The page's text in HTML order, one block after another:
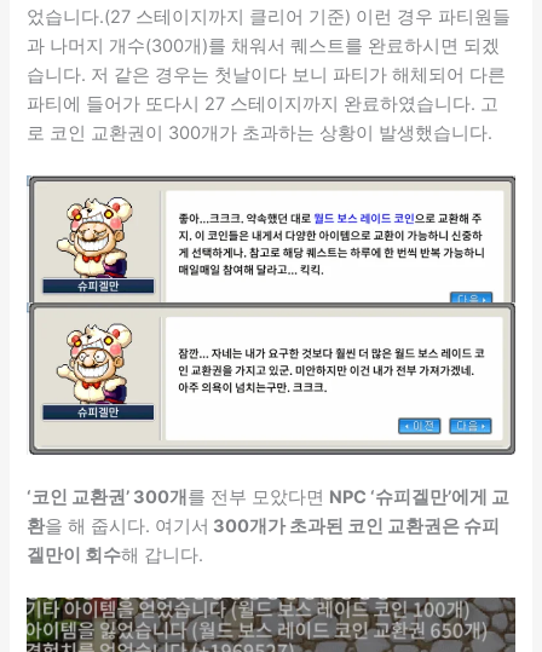
었습니다.(27 스테이지까지 클리어 기준) 이런 경우 파티원들
과 나머지 개수(300개)를 채워서 퀘스트를 완료하시면 되겠
습니다. 저 같은 경우는 첫날이다 보니 파티가 해체되어 다른
파티에 들어가 또다시 27 스테이지까지 완료하였습니다. 고
로 코인 교환권이 300개가 초과하는 상황이 발생했습니다.
‘코인 교환권’ 300개 를 전부 모았다면 NPC ‘슈피겔만’에게 교
환을 해 줍시다. 여기서 300개가 초과된 코인 교환권은 슈피
겔만이 회수해 갑니다.